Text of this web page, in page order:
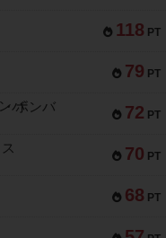
118 PT
79 PT
72 PT
ボンバ
70 PT
68 PT